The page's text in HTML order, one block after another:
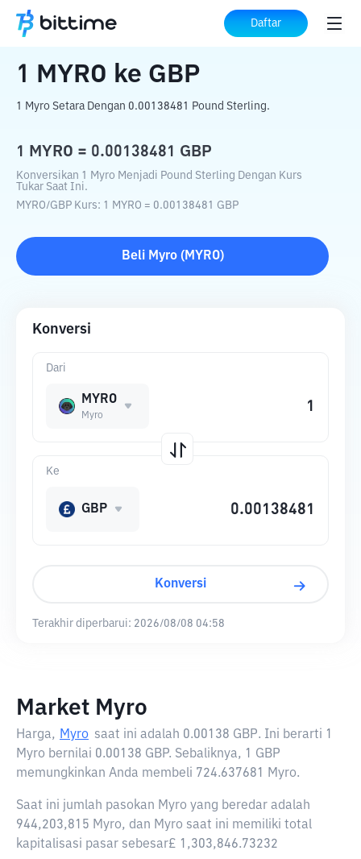
Daftar
Beranda Konverter Kripto MYRO GBP
1 MYRO ke GBP
1 Myro Setara Dengan 0.00138481 Pound Sterling.
1 MYRO = 0.00138481 GBP
Konversikan 1 Myro Menjadi Pound Sterling Dengan Kurs
Tukar Saat Ini.
MYRO/GBP Kurs: 1 MYRO = 0.00138481 GBP
Beli Myro( MYRO)
Konversi
Dari
MYRO
Myro
Ke
GBP
Konversi
Terakhir diperbarui: 2026/08/08 04:58
Market Myro
Harga, Myro saat ini adalah 0.00138 GBP. Ini berarti 1
Myro bernilai 0.00138 GBP. Sebaliknya, 1 GBP
memungkinkan Anda membeli 724.637681 Myro.
Saat ini jumlah pasokan Myro yang beredar adalah
944,203,815 Myro, dan Myro saat ini memiliki total
kapitalisasi pasar sebesar£ 1,303,846.73232